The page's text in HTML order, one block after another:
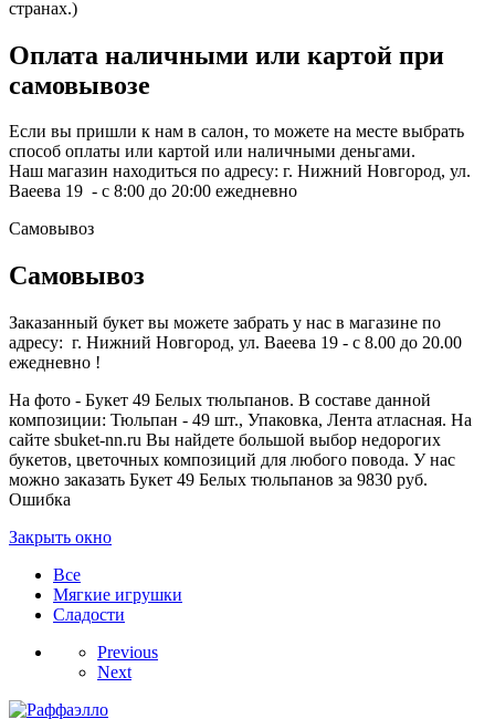
странах.)
Оплата наличными или картой при
самовывозе
Если вы пришли к нам в салон, то можете на месте выбрать
способ оплаты или картой или наличными деньгами.
Наш магазин находиться по адресу: г. Нижний Новгород, ул.
Ваеева 19 - с 8:00 до 20:00 ежедневно
Самовывоз
Самовывоз
Заказанный букет вы можете забрать у нас в магазине по
адресу: г. Нижний Новгород, ул. Ваеева 19 - с 8.00 до 20.00
ежедневно !
На фото - Букет 49 Белых тюльпанов. В составе данной
композиции: Тюльпан - 49 шт., Упаковка, Лента атласная. На
сайте sbuket-nn.ru Вы найдете большой выбор недорогих
букетов, цветочных композиций для любого повода. У нас
можно заказать Букет 49 Белых тюльпанов за 9830 руб.
Ошибка
Закрыть окно
Все
Мягкие игрушки
Сладости
Previous
Next